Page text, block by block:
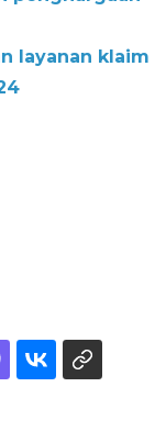
layanan klaim